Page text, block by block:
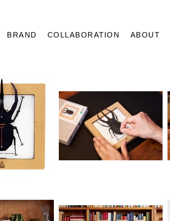
BRAND COLLABORATION ABOUT